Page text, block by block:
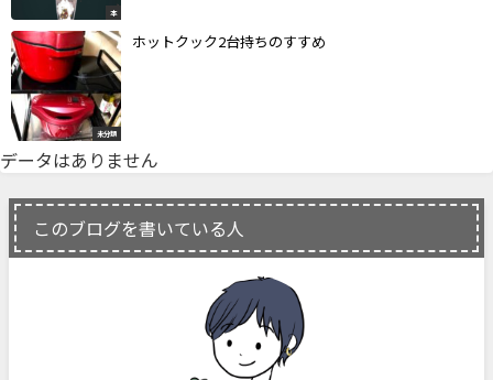
本
未分類
ホットクック2台持ちのすすめ
データはありません
このブログを書いている人